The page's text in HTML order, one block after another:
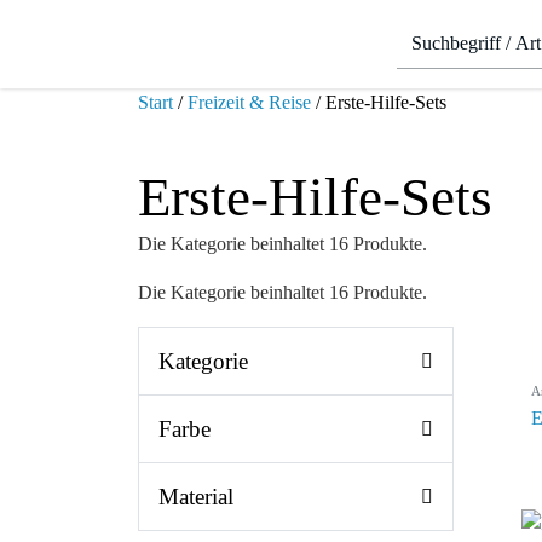
Start /Freizeit & Reise / Erste-Hilfe-Sets
Erste-Hilfe-Sets
Die Kategorie beinhaltet 16 Produkte.
Die Kategorie beinhaltet 16 Produkte.
Kategorie
Farbe
Material